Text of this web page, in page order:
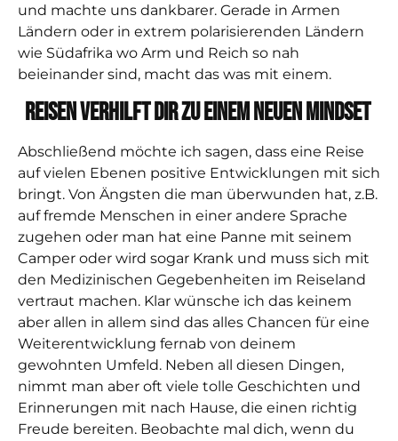
und machte uns dankbarer. Gerade in Armen
Ländern oder in extrem polarisierenden Ländern
wie Südafrika wo Arm und Reich so nah
beieinander sind, macht das was mit einem.
Reisen verhilft dir zu einem neuen Mindset
Abschließend möchte ich sagen, dass eine Reise
auf vielen Ebenen positive Entwicklungen mit sich
bringt. Von Ängsten die man überwunden hat, z.B.
auf fremde Menschen in einer andere Sprache
zugehen oder man hat eine Panne mit seinem
Camper oder wird sogar Krank und muss sich mit
den Medizinischen Gegebenheiten im Reiseland
vertraut machen. Klar wünsche ich das keinem
aber allen in allem sind das alles Chancen für eine
Weiterentwicklung fernab von deinem
gewohnten Umfeld. Neben all diesen Dingen,
nimmt man aber oft viele tolle Geschichten und
Erinnerungen mit nach Hause, die einen richtig
Freude bereiten. Beobachte mal dich, wenn du